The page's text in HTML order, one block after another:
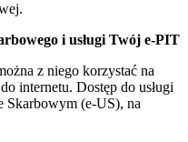
i usługi Twój e-PIT
z niego korzystać na
internetu. Dostęp do usługi
Skarbowym (e-US), na